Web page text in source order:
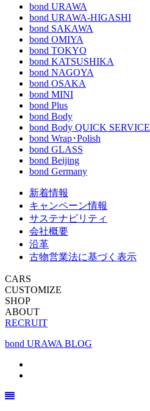
bond URAWA
bond URAWA-HIGASHI
bond SAKAWA
bond OMIYA
bond TOKYO
bond KATSUSHIKA
bond NAGOYA
bond OSAKA
bond MINI
bond Plus
bond Body
bond Body QUICK SERVICE
bond Wrap･Polish
bond GLASS
bond Beijing
bond Germany
新着情報
キャンペーン情報
サステナビリティ
会社概要
沿革
古物営業法に基づく表示
CARS
CUSTOMIZE
SHOP
ABOUT
RECRUIT
bond URAWA BLOG